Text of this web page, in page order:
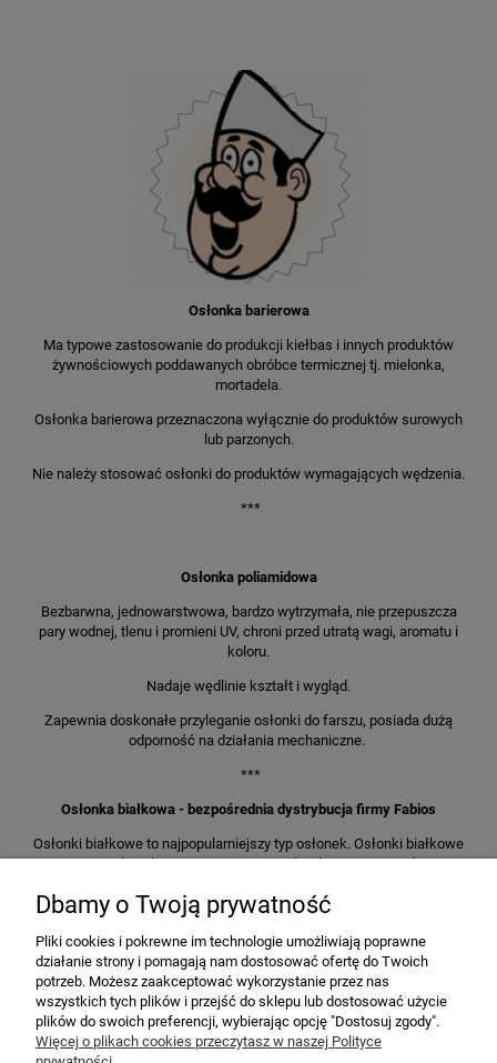
Osłonka barierowa
Ma typowe zastosowanie do produkcji kiełbas i innych produktów
żywnościowych poddawanych obróbce termicznej tj. mielonka,
mortadela.
Osłonka barierowa przeznaczona wyłącznie do produktów surowych
lub parzonych.
Nie należy stosować osłonki do produktów wymagających wędzenia.
***
Osłonka poliamidowa
Bezbarwna, jednowarstwowa, bardzo wytrzymała, nie przepuszcza
pary wodnej, tlenu i promieni UV, chroni przed utratą wagi, aromatu i
koloru.
Nadaje wędlinie kształt i wygląd.
Zapewnia doskonałe przyleganie osłonki do farszu, posiada dużą
odporność na działania mechaniczne.
***
Osłonka białkowa - bezpośrednia dystrybucja firmy Fabios
Osłonki białkowe to najpopularniejszy typ osłonek. Osłonki białkowe
są wytrzymałe i elastyczne, tym samym bardzo proste i wydajne w
Osłonki białkowe to opakowanie do kiełbas, które pozwala
wyeksponować atrakcyjny wygląd wędlin i zachęcić konsumentów do
zakupu.
***
Dbamy o Twoją prywatność
Pliki cookies i pokrewne im technologie umożliwiają poprawne
działanie strony i pomagają nam dostosować ofertę do Twoich
potrzeb. Możesz zaakceptować wykorzystanie przez nas
wszystkich tych plików i przejść do sklepu lub dostosować użycie
plików do swoich preferencji, wybierając opcję "Dostosuj zgody".
Więcej o plikach cookies przeczytasz w naszej Polityce